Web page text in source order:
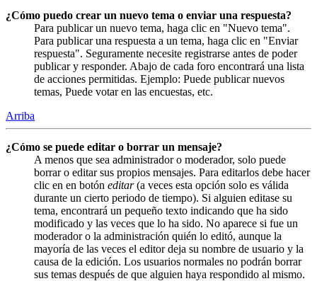
¿Cómo puedo crear un nuevo tema o enviar una respuesta?
Para publicar un nuevo tema, haga clic en "Nuevo tema".
Para publicar una respuesta a un tema, haga clic en "Enviar
respuesta". Seguramente necesite registrarse antes de poder
publicar y responder. Abajo de cada foro encontrará una lista
de acciones permitidas. Ejemplo: Puede publicar nuevos
temas, Puede votar en las encuestas, etc.
Arriba
¿Cómo se puede editar o borrar un mensaje?
A menos que sea administrador o moderador, solo puede
borrar o editar sus propios mensajes. Para editarlos debe hacer
clic en en botón editar(a veces esta opción solo es válida
durante un cierto periodo de tiempo). Si alguien editase su
tema, encontrará un pequeño texto indicando que ha sido
modificado y las veces que lo ha sido. No aparece si fue un
moderador o la administración quién lo editó, aunque la
mayoría de las veces el editor deja su nombre de usuario y la
causa de la edición. Los usuarios normales no podrán borrar
sus temas después de que alguien haya respondido al mismo.